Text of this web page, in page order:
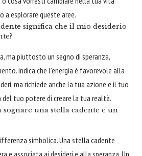
a esplorare queste aree.
significa che il mio desiderio
ma piuttosto un segno di speranza,
Indica che l'energia è favorevole alla
ma richiede anche la tua azione e il tuo
del tuo potere di creare la tua realtà.
una stella cadente e un
simbolica. Una stella cadente